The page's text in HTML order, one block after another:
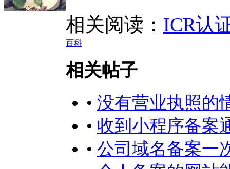
相关阅读： ICR认
百科
相关帖子
• 没有营业执照的
• 收到小程序备案
• 公司域名备案一